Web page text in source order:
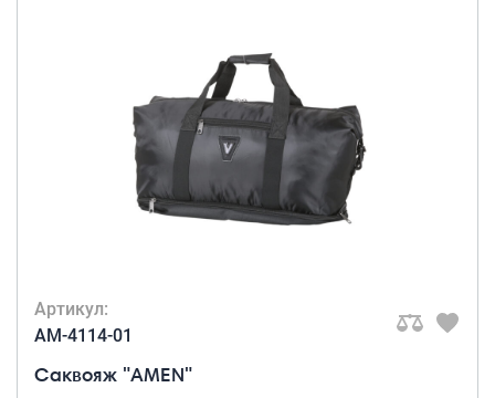
Артикул:
AM-4114-01
Саквояж "AMEN"